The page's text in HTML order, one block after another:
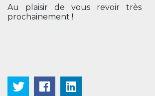
Au plaisir de vous revoir très
prochainement !